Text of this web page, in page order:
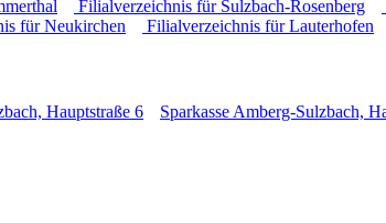
Filialverzeichnis für Sulzbach-Rosenberg
für Neukirchen Filialverzeichnis für Lauterhofen
Hauptstraße 6 Sparkasse Amberg-Sulzbach,